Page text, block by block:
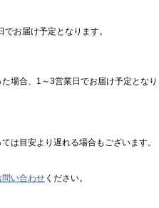
お届け予定となります。
場合、1～3営業日でお届け予定となり
は目安より遅れる場合もございます。
問い合わせ ください。